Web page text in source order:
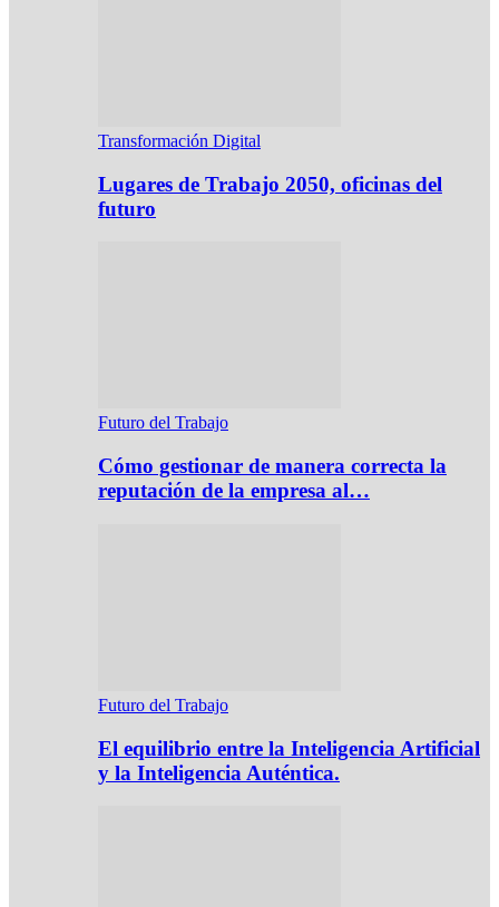
Transformación Digital
Lugares de Trabajo 2050, oficinas del
futuro
Futuro del Trabajo
Cómo gestionar de manera correcta la
reputación de la empresa al…
Futuro del Trabajo
El equilibrio entre la Inteligencia Artificial
y la Inteligencia Auténtica.